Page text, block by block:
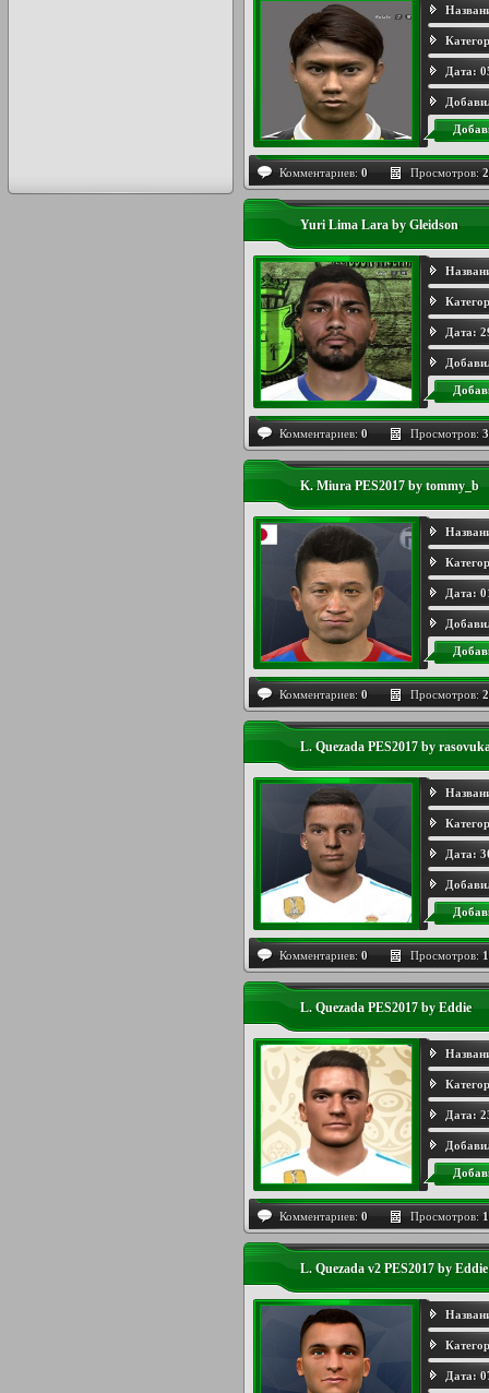
Дата:
Комментариев: 0 Просмотров:
Yuri Lima Lara by Gleidson
Дата:
Комментариев: 0 Просмотров:
K. Miura PES2017 by tommy_b
Дата:
Комментариев: 0 Просмотров:
L. Quezada PES2017 by
Дата:
Комментариев: 0 Просмотров:
L. Quezada PES2017 by Eddie
Дата:
Комментариев: 0 Просмотров:
L. Quezada v2 PES2017 by Eddie
Дата: